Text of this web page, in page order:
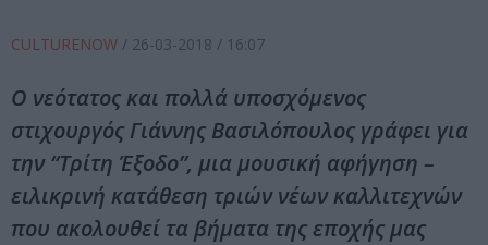
CULTURENOW / 26-03-2018 / 16:07
Ο νεότατος και πολλά υποσχόμενος
στιχουργός Γιάννης Βασιλόπουλος γράφει για
την “Τρίτη Έξοδο”, μια μουσική αφήγηση –
ειλικρινή κατάθεση τριών νέων καλλιτεχνών
που ακολουθεί τα βήματα της εποχής μας